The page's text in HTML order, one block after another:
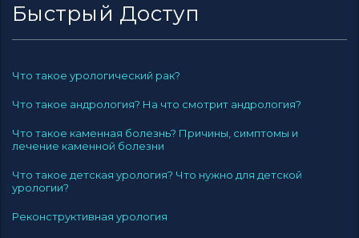
Быстрый Доступ
Что такое урологический рак?
Что такое андрология? На что смотрит андрология?
Что такое каменная болезнь? Причины, симптомы и
лечение каменной болезни
Что такое детская урология? Что нужно для детской
урологии?
Реконструктивная урология